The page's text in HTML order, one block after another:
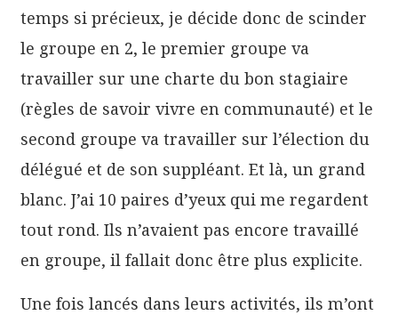
temps si précieux, je décide donc de scinder
le groupe en 2, le premier groupe va
travailler sur une charte du bon stagiaire
(règles de savoir vivre en communauté) et le
second groupe va travailler sur l’élection du
délégué et de son suppléant. Et là, un grand
blanc. J’ai 10 paires d’yeux qui me regardent
tout rond. Ils n’avaient pas encore travaillé
en groupe, il fallait donc être plus explicite.
Une fois lancés dans leurs activités, ils m’ont